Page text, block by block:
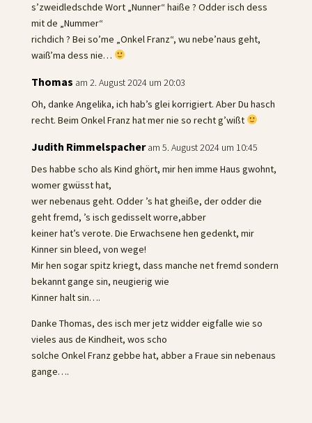
s’zweidledschde Wort „Nunner“ haiße ? Odder isch dess
mit de „Nummer“
richdich ? Bei so’me „Onkel Franz“, wu nebe’naus geht,
waiß’ma dess nie…
Thomas am 2. August 2024 um 20:03
Oh, danke Angelika, ich hab’s glei korrigiert. Aber Du hasch
recht. Beim Onkel Franz hat mer nie so recht g’wißt
Judith Rimmelspacher am 5. August 2024 um 10:45
Des habbe scho als Kind ghört, mir hen imme Haus gwohnt,
womer gwüsst hat,
wer nebenaus geht. Odder ’s hat gheiße, der odder die
geht fremd, ’s isch gedisselt worre,abber
keiner hat’s verote. Die Erwachsene hen gedenkt, mir
Kinner sin bleed, von wege!
Mir hen sogar spitz kriegt, dass manche net fremd sondern
bekannt gange sin, neugierig wie
Kinner halt sin….
Danke Thomas, des isch mer jetz widder eigfalle wie so
vieles aus de Kindheit, wos scho
solche Onkel Franz gebbe hat, abber a Fraue sin nebenaus
gange….